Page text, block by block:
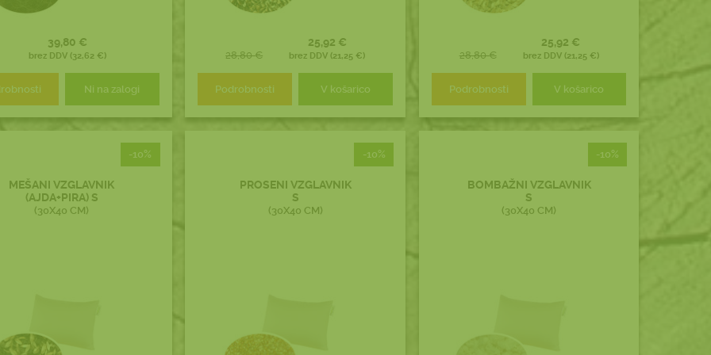
39,80 €
brez DDV (32,62 €)
Ni na zalogi
28,80 €
25,92 €
brez DDV (21,25 €)
Podrobnosti V košarico
28,80 €
25,92 €
brez DDV (21,25 €)
Podrobnosti V košarico
-10%
MEŠANI VZGLAVNIK
(AJDA+PIRA) S
(30X40 CM)
-10%
PROSENI VZGLAVNIK
S
(30X40 CM)
-10%
BOMBAŽNI VZGLAVNIK
S
(30X40 CM)